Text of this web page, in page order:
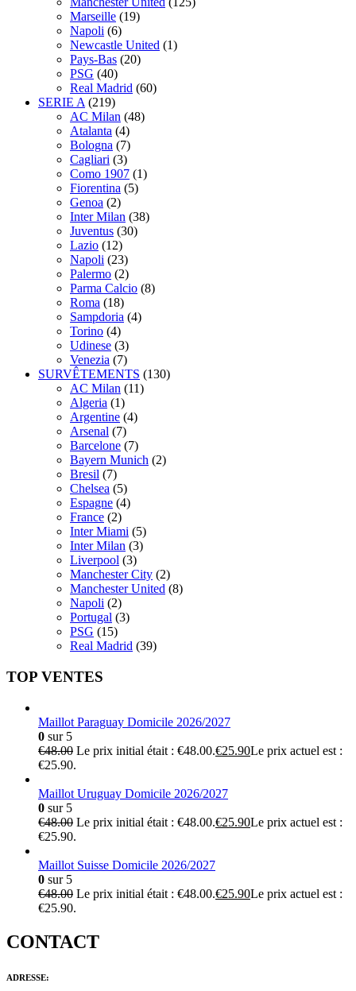
Marseille (19)
Napoli (6)
Newcastle United (1)
Pays-Bas (20)
PSG (40)
Real Madrid (60)
SERIE A (219)
AC Milan (48)
Atalanta (4)
Bologna (7)
Cagliari (3)
Como 1907 (1)
Fiorentina (5)
Genoa (2)
Inter Milan (38)
Juventus (30)
Lazio (12)
Napoli (23)
Palermo (2)
Parma Calcio (8)
Roma (18)
Sampdoria (4)
Torino (4)
Udinese (3)
Venezia (7)
SURVÊTEMENTS (130)
AC Milan (11)
Algeria (1)
Argentine (4)
Arsenal (7)
Barcelone (7)
Bayern Munich (2)
Bresil (7)
Chelsea (5)
Espagne (4)
France (2)
Inter Miami (5)
Inter Milan (3)
Liverpool (3)
Manchester City (2)
Manchester United (8)
Napoli (2)
Portugal (3)
PSG (15)
Real Madrid (39)
TOP VENTES
Maillot Paraguay Domicile 2026/2027
0 sur 5
€48.00 Le prix initial était : €48.00.€25.90Le prix actuel est :
€25.90.
Maillot Uruguay Domicile 2026/2027
0 sur 5
€48.00 Le prix initial était : €48.00.€25.90Le prix actuel est :
€25.90.
Maillot Suisse Domicile 2026/2027
0 sur 5
€48.00 Le prix initial était : €48.00.€25.90Le prix actuel est :
€25.90.
CONTACT
ADRESSE: